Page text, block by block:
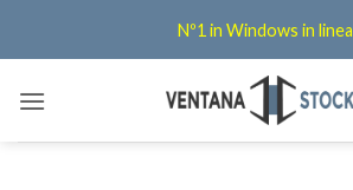
Nº1 in Windows in linea